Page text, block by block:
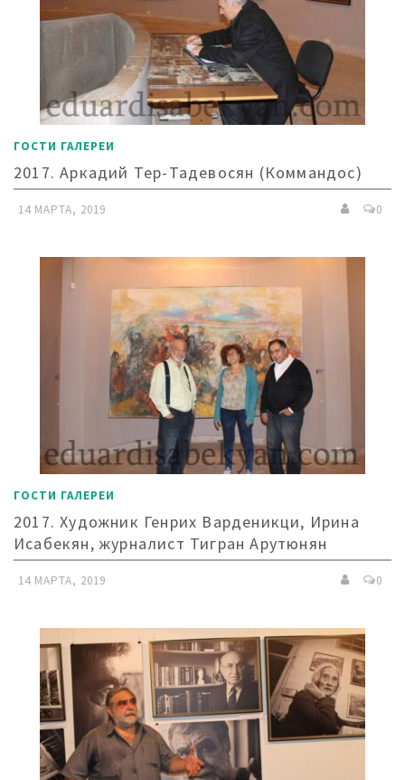
ГОСТИ ГАЛЕРЕИ
2017. Аркадий Тер-Тадевосян (Коммандос)
14 МАРТА, 2019 0
ГОСТИ ГАЛЕРЕИ
2017. Художник Генрих Варденикци, Ирина
Исабекян, журналист Тигран Арутюнян
14 МАРТА, 2019 0